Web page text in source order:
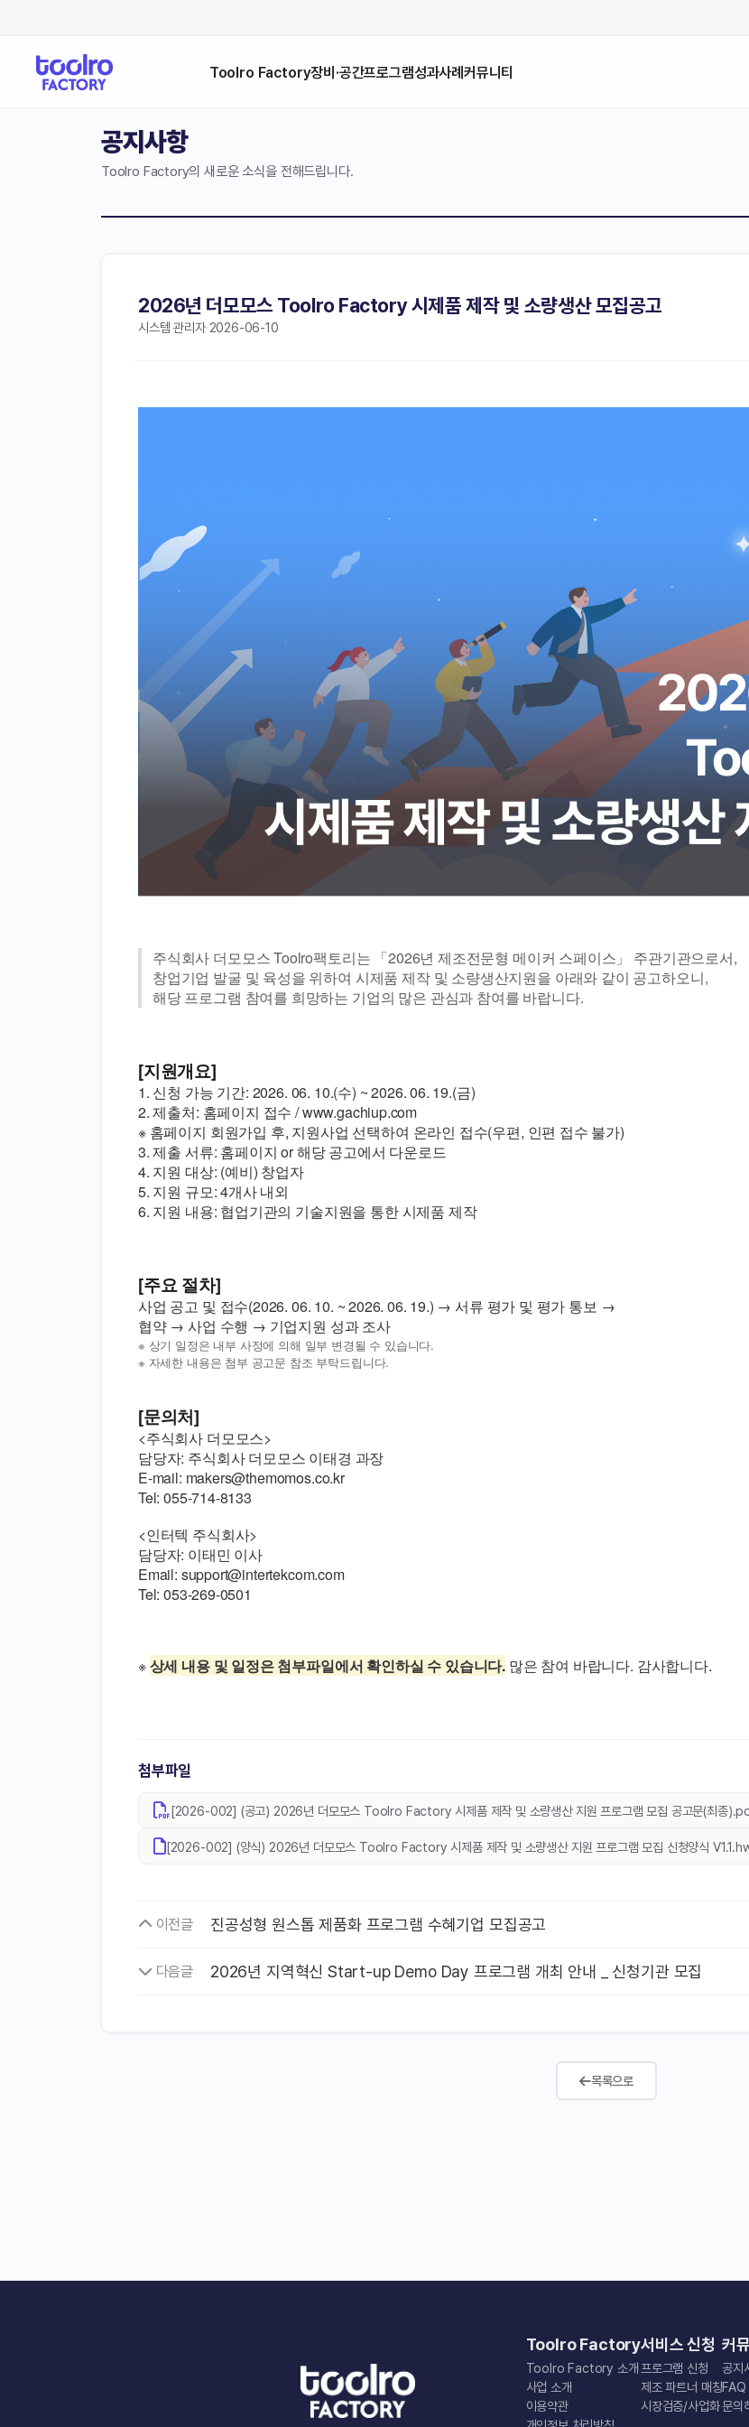
Toolro Factory장비·공간프로그램성과사례커뮤니티
공지사항
Toolro Factory의 새로운 소식을 전해드립니다.
2026년 더모모스 Toolro Factory 시제품 제작 및 소량생산 모집공고
시스템 관리자·2026-06-10
주식회사 더모모스 Toolro팩토리는 「2026년 제조전문형 메이커 스페이스」 주관기관으로서,
창업기업 발굴 및 육성을 위하여 시제품 제작 및 소량생산지원을 아래와 같이 공고하오니,
해당 프로그램 참여를 희망하는 기업의 많은 관심과 참여를 바랍니다.
[지원개요]
1. 신청 가능 기간: 2026. 06. 10.(수) ~ 2026. 06. 19.(금)
2. 제출처: 홈페이지 접수 / www.gachiup.com
※ 홈페이지 회원가입 후, 지원사업 선택하여 온라인 접수(우편, 인편 접수 불가)
3. 제출 서류: 홈페이지 or 해당 공고에서 다운로드
4. 지원 대상: (예비) 창업자
5. 지원 규모: 4개사 내외
6. 지원 내용: 협업기관의 기술지원을 통한 시제품 제작
[주요 절차]
사업 공고 및 접수(2026. 06. 10. ~ 2026. 06. 19.) → 서류 평가 및 평가 통보 →
협약 → 사업 수행 → 기업지원 성과 조사
※ 상기 일정은 내부 사정에 의해 일부 변경될 수 있습니다.
※ 자세한 내용은 첨부 공고문 참조 부탁드립니다.
[문의처]
<주식회사 더모모스>
담당자: 주식회사 더모모스 이태경 과장
E-mail: makers@themomos.co.kr
Tel: 055-714-8133
<인터텍 주식회사>
담당자: 이태민 이사
Email: support@intertekcom.com
Tel: 053-269-0501
※ 상세 내용 및 일정은 첨부파일에서 확인하실 수 있습니다. 많은 참여 바랍니다. 감사합니다.
첨부파일
[2026-002] (공고) 2026년 더모모스 Toolro Factory 시제품 제작 및 소량생산 지원 프로그램 모집 공고문(최종
[2026-002] (양식) 2026년 더모모스 Toolro Factory 시제품 제작 및 소량생산 지원 프로그램 모집 신청양식
이전글 진공성형 원스톱 제품화 프로그램 수혜기업 모집공고
다음글 2026년 지역혁신 Start-up Demo Day 프로그램 개최 안내 _ 신청기관 모집
목록으로
Toolro Factory
Toolro Factory 소개
사업 소개
이용약관
서비스 신청
프로그램 신청
제조 파트너 매칭
시장검증/사업화
커
공지
FAQ
문의